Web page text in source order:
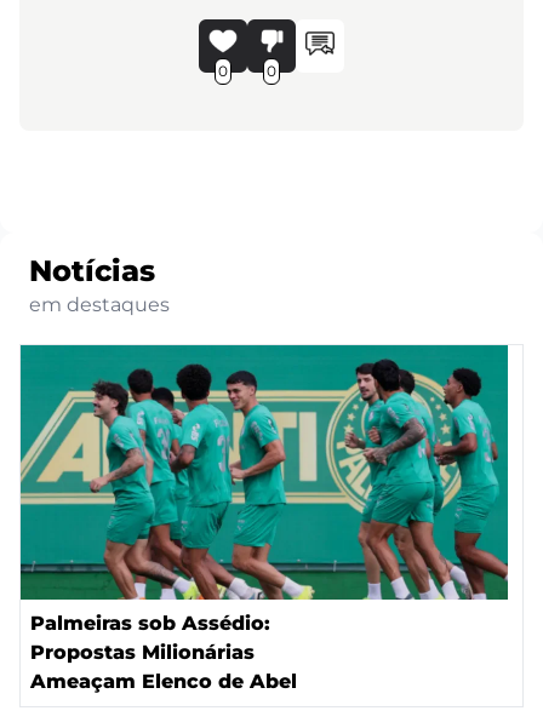
0 0
Notícias
em destaques
Palmeiras sob Assédio:
Propostas Milionárias
Ameaçam Elenco de Abel